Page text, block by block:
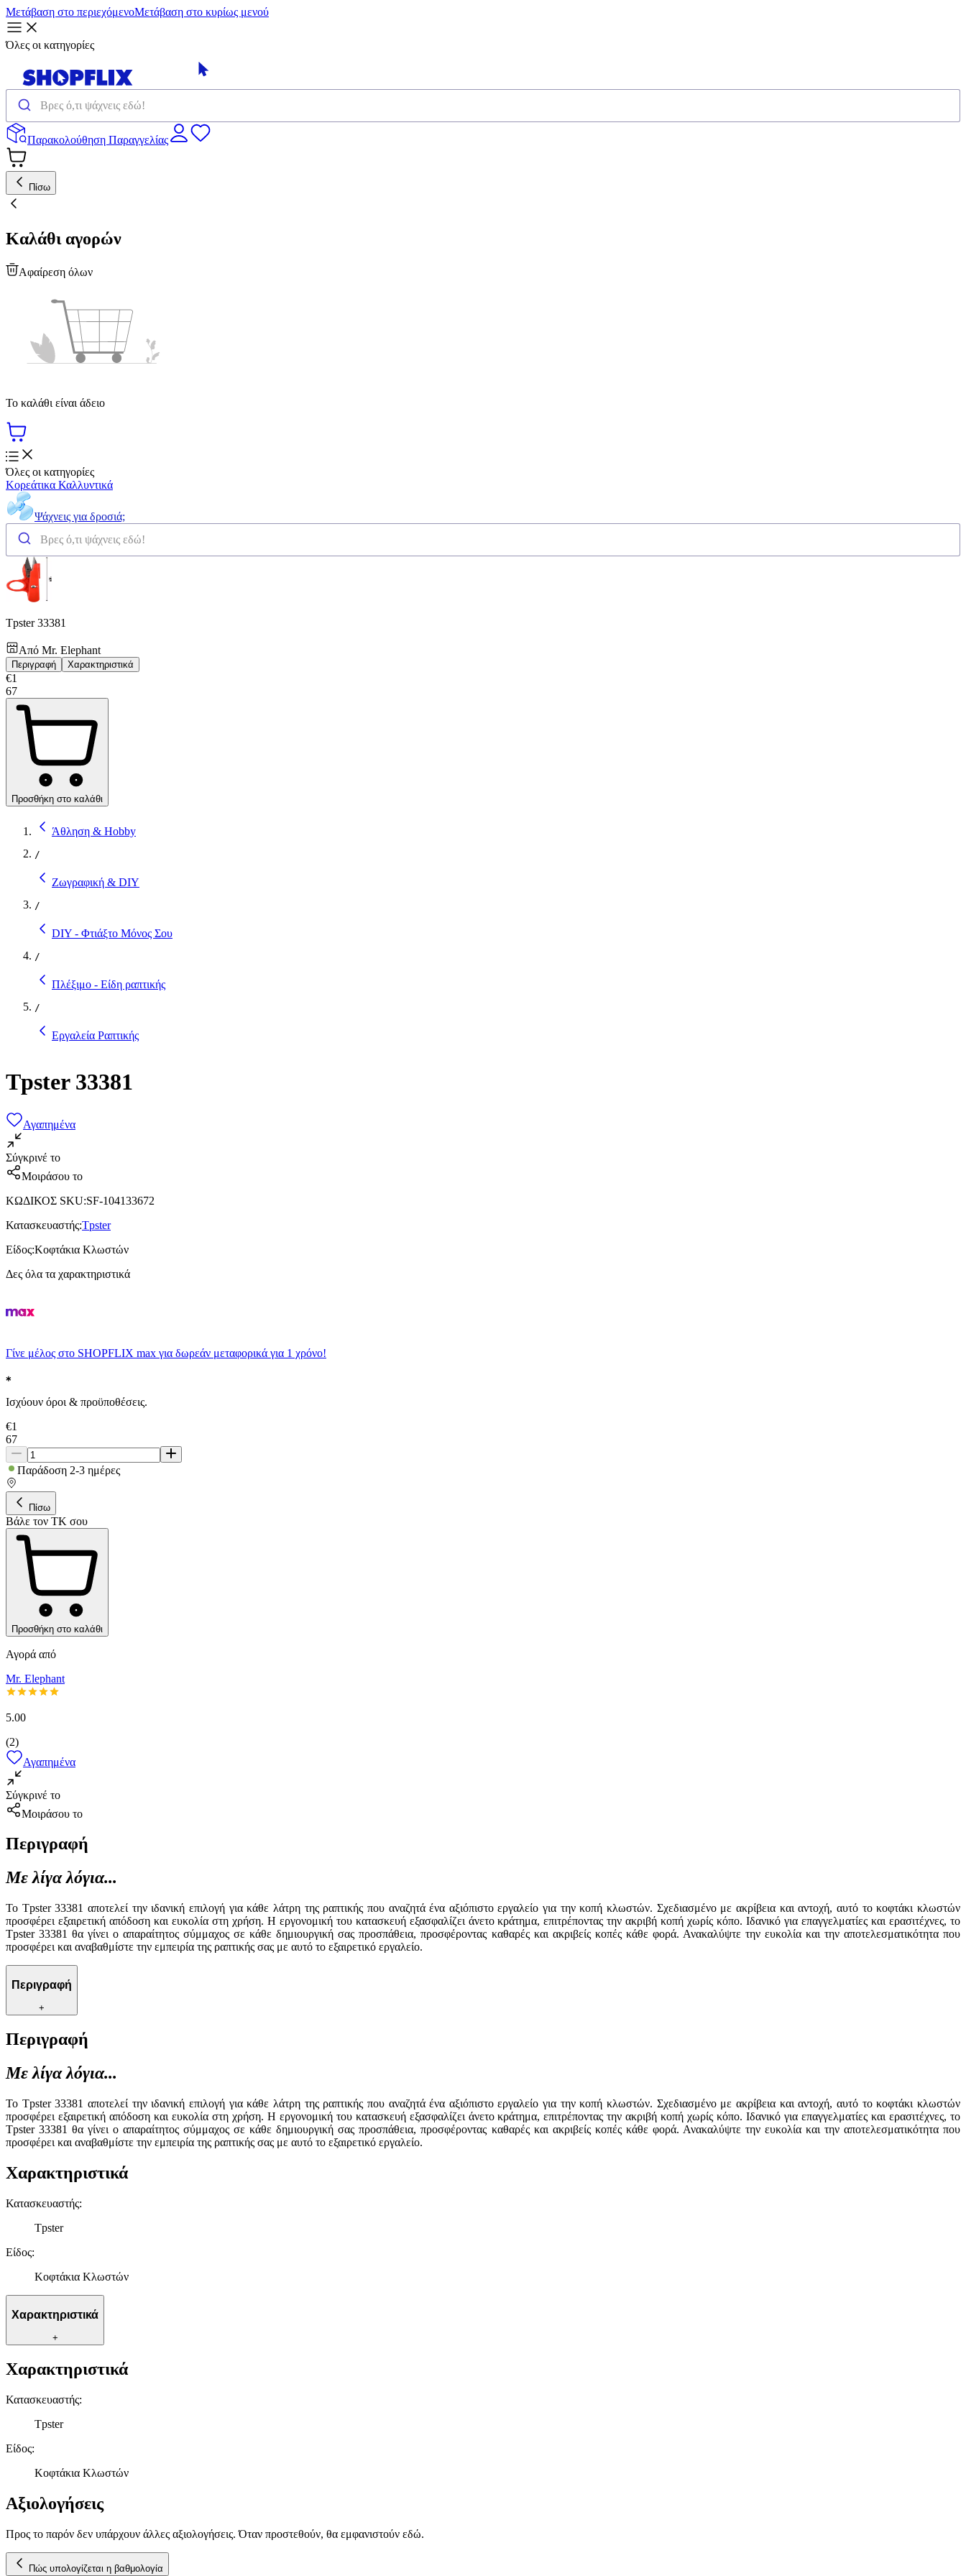
Μετάβαση στο περιεχόμενοΜετάβαση στο κυρίως μενού
Όλες οι κατηγορίες
Παρακολούθηση Παραγγελίας
Πίσω
Καλάθι αγορών
Αφαίρεση όλων
Το καλάθι είναι άδειο
Όλες οι κατηγορίες
Κορεάτικα Καλλυντικά
Ψάχνεις για δροσιά;
Tpster 33381
Από Mr. Elephant
Περιγραφή Χαρακτηριστικά
€1
67
Προσθήκη στο καλάθι
Άθληση & Hobby
/
Ζωγραφική & DIY
/
DIY - Φτιάξτο Μόνος Σου
/
Πλέξιμο - Είδη ραπτικής
/
Εργαλεία Ραπτικής
Tpster 33381
Αγαπημένα
Σύγκρινέ το
Μοιράσου το
ΚΩΔΙΚΟΣ SKU:SF-104133672
Κατασκευαστής:Tpster
Είδος:Κοφτάκια Κλωστών
Δες όλα τα χαρακτηριστικά
Γίνε μέλος στο SHOPFLIX max για δωρεάν μεταφορικά για 1 χρόνο!
Ισχύουν όροι & προϋποθέσεις.
€1
67
Παράδοση 2-3 ημέρες
Πίσω
Βάλε τον ΤΚ σου
Προσθήκη στο καλάθι
Αγορά από
Mr. Elephant
5.00
(2)
Αγαπημένα
Σύγκρινέ το
Μοιράσου το
Περιγραφή
Με λίγα λόγια...
Το Tpster 33381 αποτελεί την ιδανική επιλογή για κάθε λάτρη της ραπτικής που αναζητά ένα αξιόπιστο εργαλείο για την κοπή κλωστών. Σχεδιασμένο με ακρίβεια και αντοχή, αυτό το κοφτάκι κλωστών
προσφέρει εξαιρετική απόδοση και ευκολία στη χρήση. Η εργονομική του κατασκευή εξασφαλίζει άνετο κράτημα, επιτρέποντας την ακριβή κοπή χωρίς κόπο. Ιδανικό για επαγγελματίες και ερασιτέχνες, το
Tpster 33381 θα γίνει ο απαραίτητος σύμμαχος σε κάθε δημιουργική σας προσπάθεια, προσφέροντας καθαρές και ακριβείς κοπές κάθε φορά. Ανακαλύψτε την ευκολία και την αποτελεσματικότητα που
προσφέρει και αναβαθμίστε την εμπειρία της ραπτικής σας με αυτό το εξαιρετικό εργαλείο.
Περιγραφή
+
Περιγραφή
Με λίγα λόγια...
Το Tpster 33381 αποτελεί την ιδανική επιλογή για κάθε λάτρη της ραπτικής που αναζητά ένα αξιόπιστο εργαλείο για την κοπή κλωστών. Σχεδιασμένο με ακρίβεια και αντοχή, αυτό το κοφτάκι κλωστών
προσφέρει εξαιρετική απόδοση και ευκολία στη χρήση. Η εργονομική του κατασκευή εξασφαλίζει άνετο κράτημα, επιτρέποντας την ακριβή κοπή χωρίς κόπο. Ιδανικό για επαγγελματίες και ερασιτέχνες, το
Tpster 33381 θα γίνει ο απαραίτητος σύμμαχος σε κάθε δημιουργική σας προσπάθεια, προσφέροντας καθαρές και ακριβείς κοπές κάθε φορά. Ανακαλύψτε την ευκολία και την αποτελεσματικότητα που
προσφέρει και αναβαθμίστε την εμπειρία της ραπτικής σας με αυτό το εξαιρετικό εργαλείο.
Χαρακτηριστικά
Κατασκευαστής:
Tpster
Είδος:
Κοφτάκια Κλωστών
Χαρακτηριστικά
+
Χαρακτηριστικά
Κατασκευαστής:
Tpster
Είδος:
Κοφτάκια Κλωστών
Αξιολογήσεις
Προς το παρόν δεν υπάρχουν άλλες αξιολογήσεις. Όταν προστεθούν, θα εμφανιστούν εδώ.
Πώς υπολογίζεται η βαθμολογία